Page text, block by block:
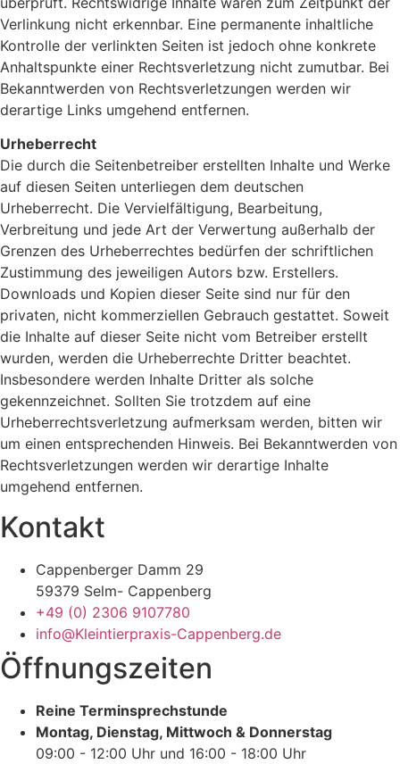
Verlinkung nicht erkennbar. Eine permanente inhaltliche
Kontrolle der verlinkten Seiten ist jedoch ohne konkrete
Anhaltspunkte einer Rechtsverletzung nicht zumutbar. Bei
Bekanntwerden von Rechtsverletzungen werden wir
derartige Links umgehend entfernen.
Urheberrecht
Die durch die Seitenbetreiber erstellten Inhalte und Werke
auf diesen Seiten unterliegen dem deutschen
Urheberrecht. Die Vervielfältigung, Bearbeitung,
Verbreitung und jede Art der Verwertung außerhalb der
Grenzen des Urheberrechtes bedürfen der schriftlichen
Zustimmung des jeweiligen Autors bzw. Erstellers.
Downloads und Kopien dieser Seite sind nur für den
privaten, nicht kommerziellen Gebrauch gestattet. Soweit
die Inhalte auf dieser Seite nicht vom Betreiber erstellt
wurden, werden die Urheberrechte Dritter beachtet.
Insbesondere werden Inhalte Dritter als solche
gekennzeichnet. Sollten Sie trotzdem auf eine
Urheberrechtsverletzung aufmerksam werden, bitten wir
um einen entsprechenden Hinweis. Bei Bekanntwerden von
Rechtsverletzungen werden wir derartige Inhalte
umgehend entfernen.
Kontakt
Cappenberger Damm 29
59379 Selm- Cappenberg
+49 (0) 2306 9107780
info@Kleintierpraxis-Cappenberg.de
Öffnungszeiten
Reine Terminsprechstunde
Montag, Dienstag, Mittwoch & Donnerstag
09:00 - 12:00 Uhr und 16:00 - 18:00 Uhr